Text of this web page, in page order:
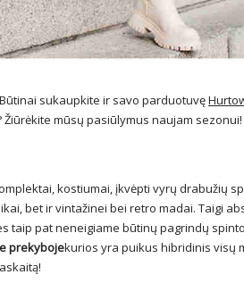
sukaupkite ir savo parduotuvę
mūsų pasiūlymus naujam sezonui!
kostiumai, įkvėpti vyrų drabužių
bet ir vintažinei bei retro madai. Taigi
taip pat neneigiame būtinų pagrindų
prekybojekurios yra puikus hibridinis visų